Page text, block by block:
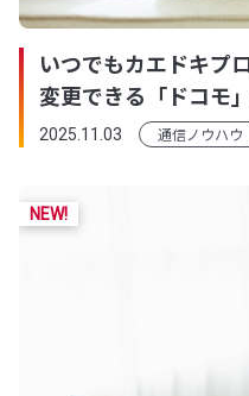
いつでもカエドキプ
変更できる「ドコモ
2025.11.03 通信ノウハウ